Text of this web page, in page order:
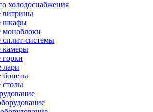
холодоснабжения
витрины
шкафы
моноблоки
системы
камеры
горки
лари
бонеты
столы